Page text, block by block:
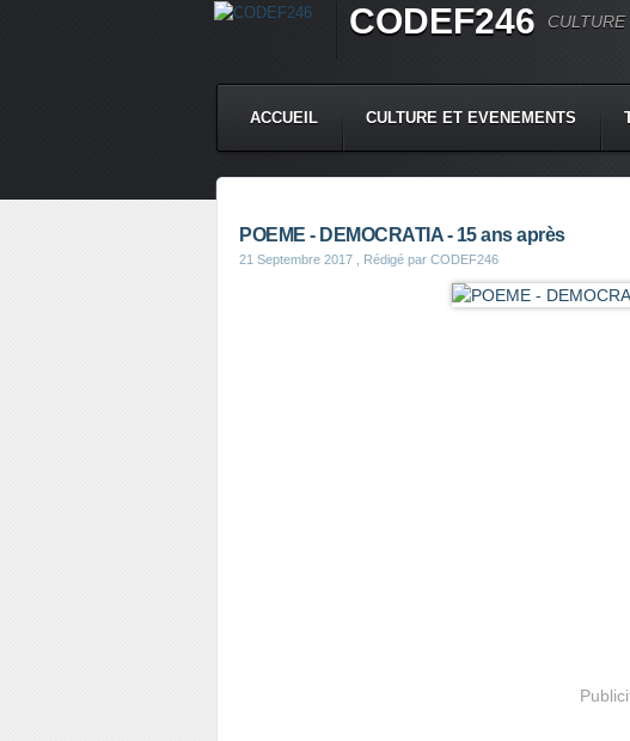
CODEF246
ACCUEIL CULTURE ET EVENEMENTS
POEME - DEMOCRATIA - 15 ans après
21 Septembre 2017 , Rédigé par CODEF246